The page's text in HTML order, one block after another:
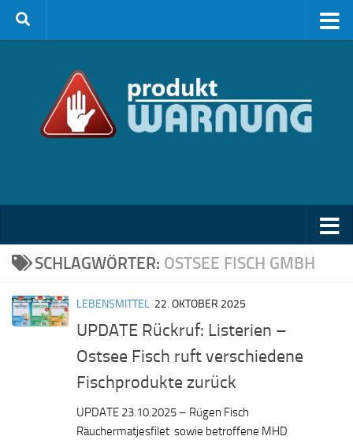
Zum Inhalt springen
SCHLAGWÖRTER: OSTSEE FISCH GMBH
LEBENSMITTEL 22. OKTOBER 2025
UPDATE Rückruf: Listerien –
Ostsee Fisch ruft verschiedene
Fischprodukte zurück
UPDATE 23.10.2025 – Rügen Fisch
Räuchermatjesfilet sowie betroffene MHD